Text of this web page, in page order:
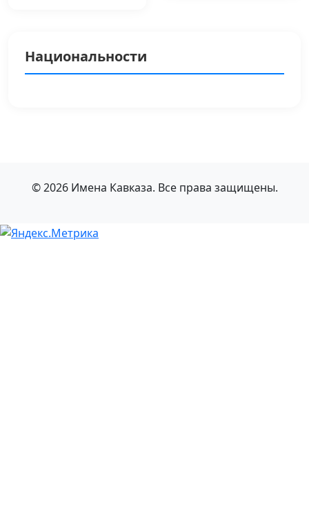
Национальности
© 2026 Имена Кавказа. Все права защищены.